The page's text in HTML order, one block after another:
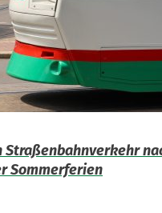
Straßenbahnverkehr
Sommerferien